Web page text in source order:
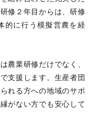
修２年目からは、研修
的に行う模擬営農を経
農業研修だけでなく、
支援します。生産者団
れる方への地域のサポ
がない方でも安心して